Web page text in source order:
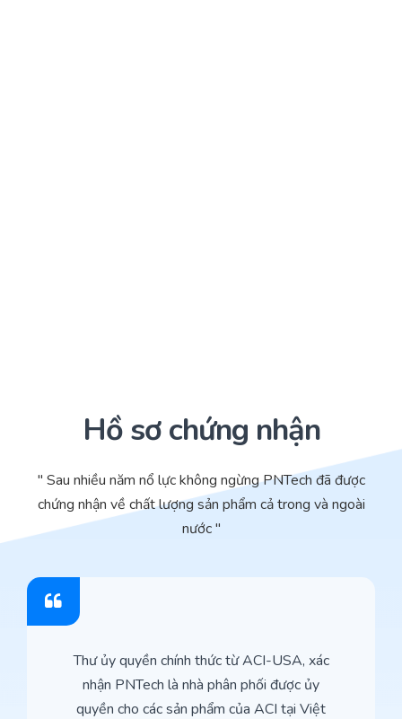
Hồ sơ chứng nhận
" Sau nhiều năm nổ lực không ngừng PNTech đã được
chứng nhận về chất lượng sản phẩm cả trong và ngoài
nước "
Thư ủy quyền chính thức từ ACI-USA, xác
nhận PNTech là nhà phân phối được ủy
quyền cho các sản phẩm của ACI tại Việt